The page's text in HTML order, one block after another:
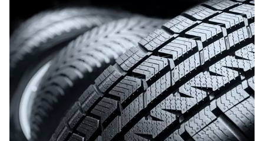
Birrifici
L'azoto svolge un ruolo chiave nella produzione della
particolare nel confezionamento e nello spurgo dei
Ecco perché è fondamentale avere accesso ad
qualità per i birrifici.